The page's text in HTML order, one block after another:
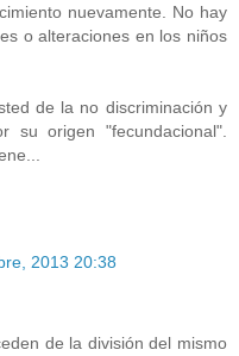
nuevamente. No hay
o alteraciones en los niños
de la no discriminación y
su origen "fecundacional".
2013 20:38
de la división del mismo